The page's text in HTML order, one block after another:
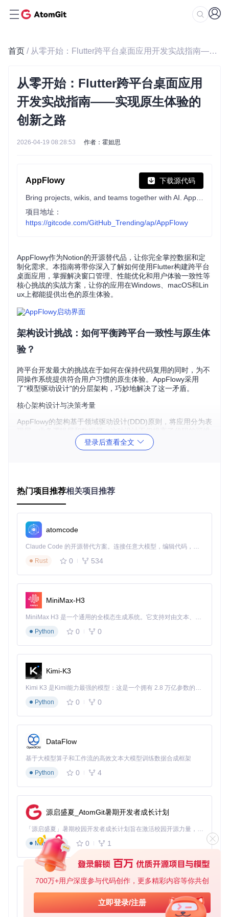
700万+用户深度参与代码创作，更多精彩内容等你共创
立即登录/注册
首页 / 从零开始：Flutter跨平台桌面应用开发实战指南——实现原生体验的创新之路
从零开始：Flutter跨平台桌面应用
开发实战指南——实现原生体验的
创新之路
2026-04-19 08:28:53 作者：霍妲思
AppFlowy 下载源代码
项目地址：
https://gitcode.com/GitHub_Trending/ap/AppFlowy
AppFlowy作为Notion的开源替代品，让你完全掌控数据和定
制化需求。本指南将带你深入了解如何使用Flutter构建跨平台
桌面应用，掌握解决窗口管理、性能优化和用户体验一致性等
核心挑战的实战方案，让你的应用在Windows、macOS和Lin
ux上都能提供出色的原生体验。
架构设计挑战：如何平衡跨平台一致性与原生体
验？
跨平台开发最大的挑战在于如何在保持代码复用的同时，为不
同操作系统提供符合用户习惯的原生体验。AppFlowy采用
了"模型驱动设计"的分层架构，巧妙地解决了这一矛盾。
核心架构设计与决策考量
AppFlowy的架构基于领域驱动设计(DDD)原则，将应用分为表
护性和可测试性，还为跨平台适配提供了灵活性。
Flutter + Rust的技术栈选择
逻辑，Rust处理性能敏感的业务逻辑，这种组合兼顾了开
发效率和运行性能。
Platform Channels（平台通信桥梁）
现Flutter与原生代码的通信，既保证了UI的跨平台一致
配。
特别提示
辑分离。这样不仅便于单元测试，还能在保持核心功能一致的
同时，为不同平台提供差异化的用户界面。
实战小贴士
构建跨平台应用时，先设计与平台无关的核心业务逻辑层
使用依赖注入模式，便于替换不同平台的实现
定义清晰的接口，确保各层之间的通信边界
窗口管理难题：如何实现跨平台一致的窗口行
为？
窗口管理是桌面应用的基础功能，但不同操作系统的窗口行为
差异很大。AppFlowy通过分层抽象和平台特定实现，解决了
这一挑战。
跨平台窗口管理方案对比
方案
优势 劣势
bitsdojo
_windo
Wind
支持无边框窗
口
仅限Windows平台
window
_manag
er
macO
S/Lin
ux
统一API，支持
原生API
各平
台
完全控制，最
佳性能
开发成本高，代码
复用率低
AppFlowy选择了混合方案：在Windows上使用bitsdojo_windo
w，在macOS和Linux上使用window_manager。这种选择平
登录后查看全文
热门项目推荐相关项目推荐
atomcode
Claude Code 的开源替代方案。连接任意大模型，编辑代码，运行命令，自动验证 — 全自动执行。用 Rust 构建，极致性能。 ｜ An open-source alternative to Claude Code. Connect any LLM, edit code, run commands, and verify changes — autonomously. Built in Rust for speed. Get Started
Rust
0 534
MiniMax-H3
MiniMax H3 是一个通用的全模态生成系统。它支持对由文本、图像、视频和音频组成的多模态上下文进行统一理解，并能生成分辨率高达 2K、时长可达 15 秒的带原生立体声音频的视频。得益于面向任务泛化的系统设计，H3 在预训练阶段就已具备广泛的多模态上下文理解与生成能力，能够出色地执行复杂的多模态指令。
Python
0 0
Kimi-K3
Kimi K3 是Kimi能力最强的模型：这是一个拥有 2.8 万亿参数的混合专家（MoE）模型，具备原生视觉理解能力，并支持 100 万 token 的上下文窗口。
Python
0 0
DataFlow
基于大模型算子和工作流的高效文本大模型训练数据合成框架
Python
0 4
源启盛夏_AtomGit暑期开发者成长计划
「源启盛夏」暑期校园开发者成长计划旨在激活校园开源力量，通过积分激励、认证扶持、资源倾斜等形式，引导高校组织和开发者完成「入驻 — 建项目 — 做贡献 — 获认证 — 得资源」的完整闭环。无论你是想带领社团入驻平台的组织者，还是希望用代码贡献证明自己的开发者，都能在这里找到属于你的成长路径。
Markdown
0 1
py-xiaozhi
基于Python的Xiaozhi AI，适用于想要完整Xiaozhi体验而无需拥有专用硬件的用户。
Python
0 1